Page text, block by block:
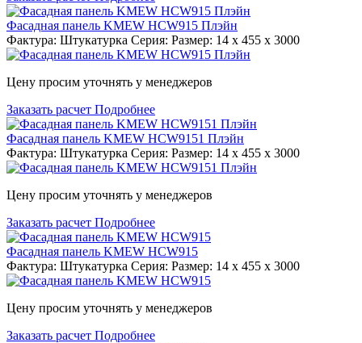
Фасадная панель KMEW HCW915 Плэйн
Фактура: Штукатурка Серия: Размер: 14 x 455 x 3000
Цену просим уточнять у менеджеров
Заказать расчет Подробнее
Фасадная панель KMEW HCW9151 Плэйн
Фактура: Штукатурка Серия: Размер: 14 x 455 x 3000
Цену просим уточнять у менеджеров
Заказать расчет Подробнее
Фасадная панель KMEW HCW915
Фактура: Штукатурка Серия: Размер: 14 x 455 x 3000
Цену просим уточнять у менеджеров
Заказать расчет Подробнее